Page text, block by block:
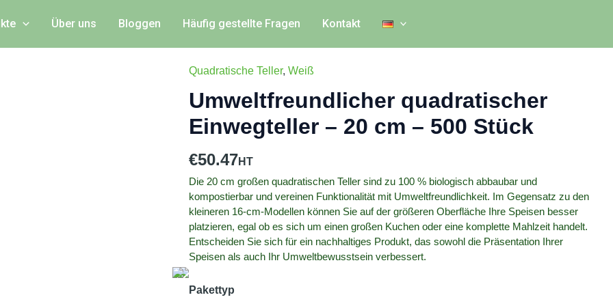
Über uns Bloggen Häufig gestellte Fragen Kontakt
Quadratische Teller, Weiß
Umweltfreundlicher quadratischer
Einwegteller – 20 cm – 500 Stück
€50.47
Die 20 cm großen quadratischen Teller sind zu 100 % biologisch abbaubar und
kompostierbar und vereinen Funktionalität mit Umweltfreundlichkeit. Im Gegensatz zu den
kleineren 16-cm-Modellen können Sie auf der größeren Oberfläche Ihre Speisen besser
platzieren, egal ob es sich um einen großen Kuchen oder eine komplette Mahlzeit handelt.
Entscheiden Sie sich für ein nachhaltiges Produkt, das sowohl die Präsentation Ihrer
Speisen als auch Ihr Umweltbewusstsein verbessert.
Pakettyp
Umweltfreundlicher
quadratischer
Einwegteller
cm
-
500
Stück
Menge